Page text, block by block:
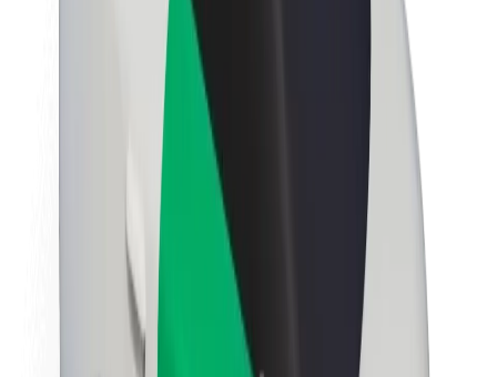
Bærekraft hos Bolt
Prosjekt Zero
Nyhetsrom
Retningslinjer for varemerke
Oppdrag
Investorrelasjoner
Ledelse
Merkevare